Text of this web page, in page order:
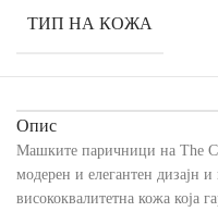
ТИП НА КОЖА
Опис
Машките паричници на The
модерен и елегантен дизајн
висококвалитетна кожа која